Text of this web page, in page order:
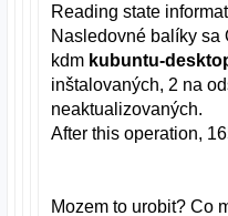
Reading state
Nasledovné balíky sa
kdm kubuntu-
inštalovaných, 2 na
neaktualizovaných.
After this operation,
Mozem to urobit? Co